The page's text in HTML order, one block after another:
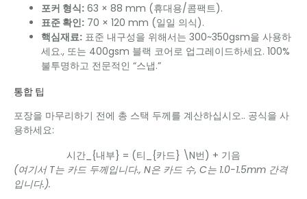
포커 형식: 63 × 88 mm (휴대용/콤팩트).
표준 확인: 70 × 120 mm (일일 의식).
핵심재료: 표준 내구성을 위해서는 300~350gsm을 사용하
세요., 또는 400gsm 블랙 코어로 업그레이드하세요. 100%
불투명하고 전문적인 “스냅.”
통합 팁
포장을 마무리하기 전에 총 스택 두께를 계산하십시오.. 공식을 사
용하세요:
시간_{내부} = (티_{카드} \N번) + 기음
(여기서 T는 카드 두께입니다., N은 카드 수, C는 1.0-1.5mm 간격
입니다.).